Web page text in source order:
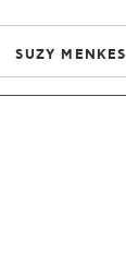
SUZY MENKES